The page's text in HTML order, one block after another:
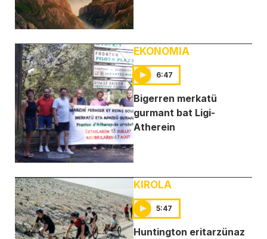
EKONOMIA
6:47
Bigerren merkatü
gurmant bat Ligi-
Atherein
KIROLA
5:47
Huntington eritarzünaz